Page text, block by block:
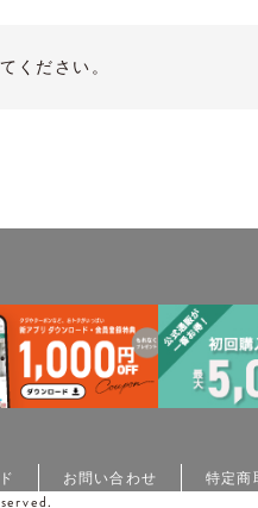
ください。
お問い合わせ 特定商